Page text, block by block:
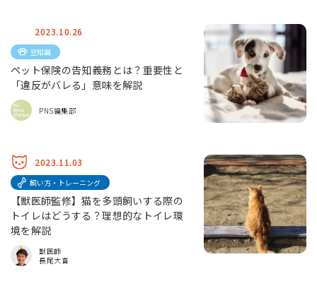
2023.10.26
豆知識
ペット保険の告知義務とは？重要性と
「違反がバレる」意味を解説
PNS編集部
2023.11.03
飼い方・トレーニング
【獣医師監修】猫を多頭飼いする際の
トイレはどうする？理想的なトイレ環
境を解説
獣医師
長尾大喜